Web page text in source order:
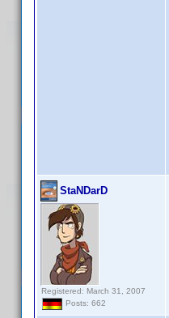
StaNDarD
Registered: March 31, 2007
Posts: 662